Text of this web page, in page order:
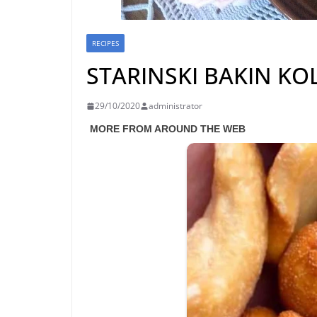
RECIPES
STARINSKI BAKIN
29/10/2020 administrator